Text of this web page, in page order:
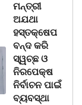
ମନ୍ତ୍ରୀ
ଅଯଥା
ହସ୍ତକ୍ଷେପ
ବନ୍ଦ କରି
ସ୍ୱଚ୍ଛ ଓ
ନିରପେକ୍ଷ
ନିର୍ବାଚନ ପାଇଁ
ବ୍ୟବସ୍ଥା